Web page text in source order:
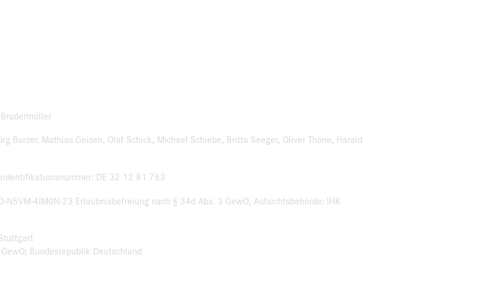
Burzer, Mathias Geisen, Olaf Schick, Michael Schiebe, Britta Seeger, Oliver Thöne, Harald
DE 32 12 81 763
N5VM-4IM0N-23 Erlaubnisbefreiung nach § 34d Abs. 3 GewO, Aufsichtsbehörde: IHK
Bundesrepublik Deutschland